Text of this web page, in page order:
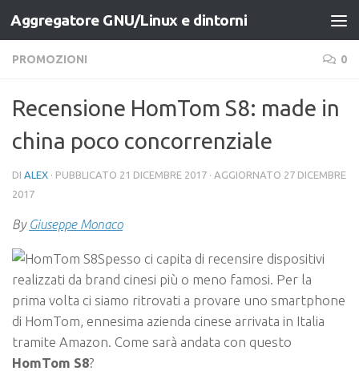
Salta al contenuto
Aggregatore GNU/Linux e dintorni
PROMOZIONI 0
Recensione HomTom S8: made in
china poco concorrenziale
DI ALEX · PUBBLICATO 21 DICEMBRE 2017 · AGGIORNATO 27 DICEMBRE
2017
By Giuseppe Monaco
Spesso ci capita di recensire dispositivi
realizzati da brand cinesi più o meno famosi. Per la
prima volta ci siamo ritrovati a provare uno smartphone
di HomTom, ennesima azienda cinese arrivata in Italia
tramite Amazon. Come sarà andata con questo
HomTom S8?